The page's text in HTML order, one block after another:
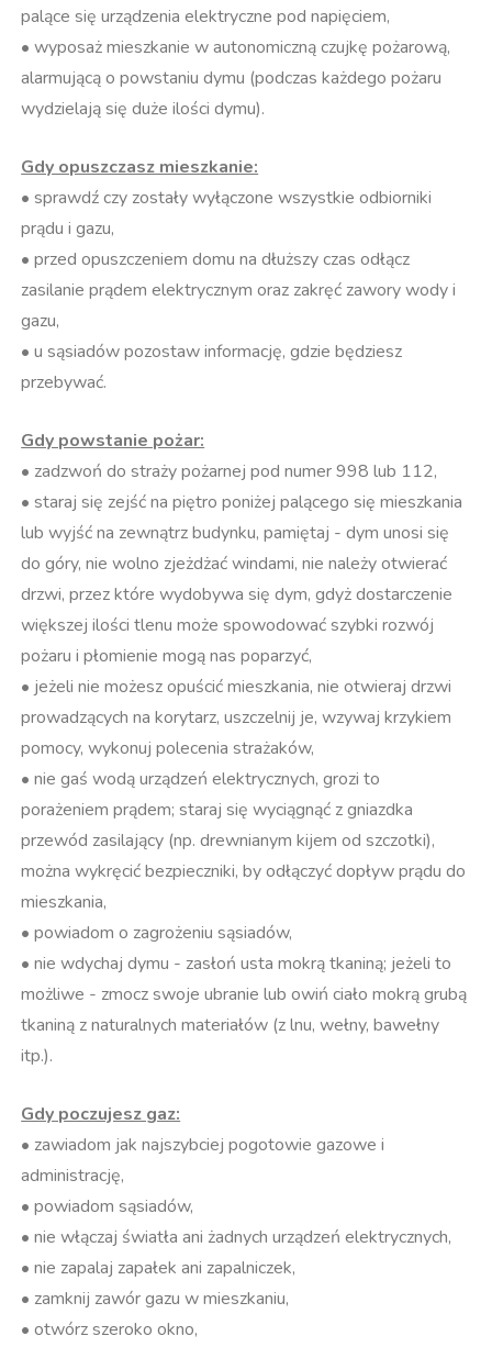
palące się urządzenia elektryczne pod napięciem,
• wyposaż mieszkanie w autonomiczną czujkę pożarową,
alarmującą o powstaniu dymu (podczas każdego pożaru
wydzielają się duże ilości dymu).
Gdy opuszczasz mieszkanie:
• sprawdź czy zostały wyłączone wszystkie odbiorniki
prądu i gazu,
• przed opuszczeniem domu na dłuższy czas odłącz
zasilanie prądem elektrycznym oraz zakręć zawory wody i
gazu,
• u sąsiadów pozostaw informację, gdzie będziesz
przebywać.
Gdy powstanie pożar:
• zadzwoń do straży pożarnej pod numer 998 lub 112,
• staraj się zejść na piętro poniżej palącego się mieszkania
lub wyjść na zewnątrz budynku, pamiętaj - dym unosi się
do góry, nie wolno zjeżdżać windami, nie należy otwierać
drzwi, przez które wydobywa się dym, gdyż dostarczenie
większej ilości tlenu może spowodować szybki rozwój
pożaru i płomienie mogą nas poparzyć,
• jeżeli nie możesz opuścić mieszkania, nie otwieraj drzwi
prowadzących na korytarz, uszczelnij je, wzywaj krzykiem
pomocy, wykonuj polecenia strażaków,
• nie gaś wodą urządzeń elektrycznych, grozi to
porażeniem prądem; staraj się wyciągnąć z gniazdka
przewód zasilający (np. drewnianym kijem od szczotki),
można wykręcić bezpieczniki, by odłączyć dopływ prądu do
mieszkania,
• powiadom o zagrożeniu sąsiadów,
• nie wdychaj dymu - zasłoń usta mokrą tkaniną; jeżeli to
możliwe - zmocz swoje ubranie lub owiń ciało mokrą grubą
tkaniną z naturalnych materiałów (z lnu, wełny, bawełny
itp.).
Gdy poczujesz gaz:
• zawiadom jak najszybciej pogotowie gazowe i
administrację,
• powiadom sąsiadów,
• nie włączaj światła ani żadnych urządzeń elektrycznych,
• nie zapalaj zapałek ani zapalniczek,
• zamknij zawór gazu w mieszkaniu,
• otwórz szeroko okno,